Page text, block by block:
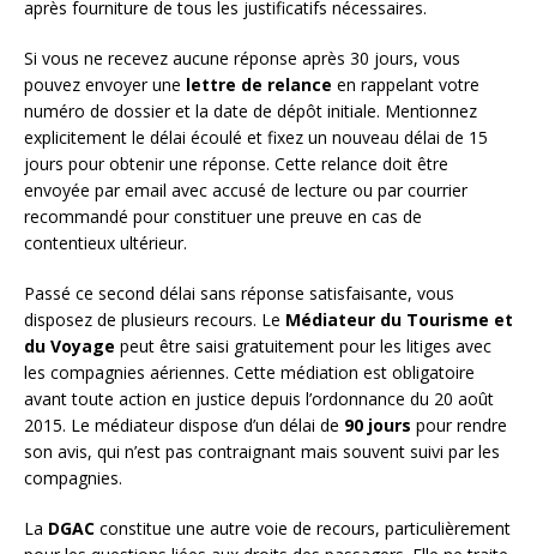
après fourniture de tous les justificatifs nécessaires.
Si vous ne recevez aucune réponse après 30 jours, vous
pouvez envoyer une lettre de relance en rappelant votre
numéro de dossier et la date de dépôt initiale. Mentionnez
explicitement le délai écoulé et fixez un nouveau délai de 15
jours pour obtenir une réponse. Cette relance doit être
envoyée par email avec accusé de lecture ou par courrier
recommandé pour constituer une preuve en cas de
contentieux ultérieur.
Passé ce second délai sans réponse satisfaisante, vous
disposez de plusieurs recours. Le Médiateur du Tourisme et
du Voyage peut être saisi gratuitement pour les litiges avec
les compagnies aériennes. Cette médiation est obligatoire
avant toute action en justice depuis l’ordonnance du 20 août
2015. Le médiateur dispose d’un délai de 90 jours pour rendre
son avis, qui n’est pas contraignant mais souvent suivi par les
compagnies.
La DGAC constitue une autre voie de recours, particulièrement